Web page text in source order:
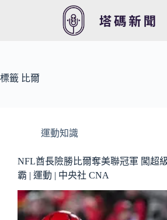
容
標籤 比爾
運動知識
NFL酋長險勝比爾奪美聯冠軍 闖超
霸 | 運動 | 中央社 CNA